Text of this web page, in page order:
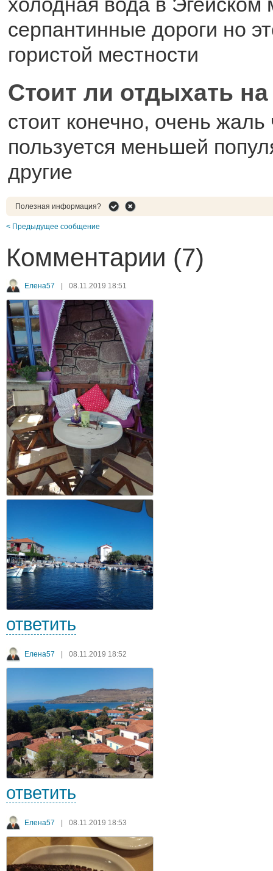
серпантинные дороги но
гористой местности
Стоит ли отдыхать
стоит конечно, очень жаль
пользуется меньшей
другие
Полезная информация?
< Предыдущее сообщение
Комментарии (7)
Елена57 | 08.11.2019 18:51
ответить
Елена57 08.11.2019 18:52
ответить
Елена57 08.11.2019 18:53